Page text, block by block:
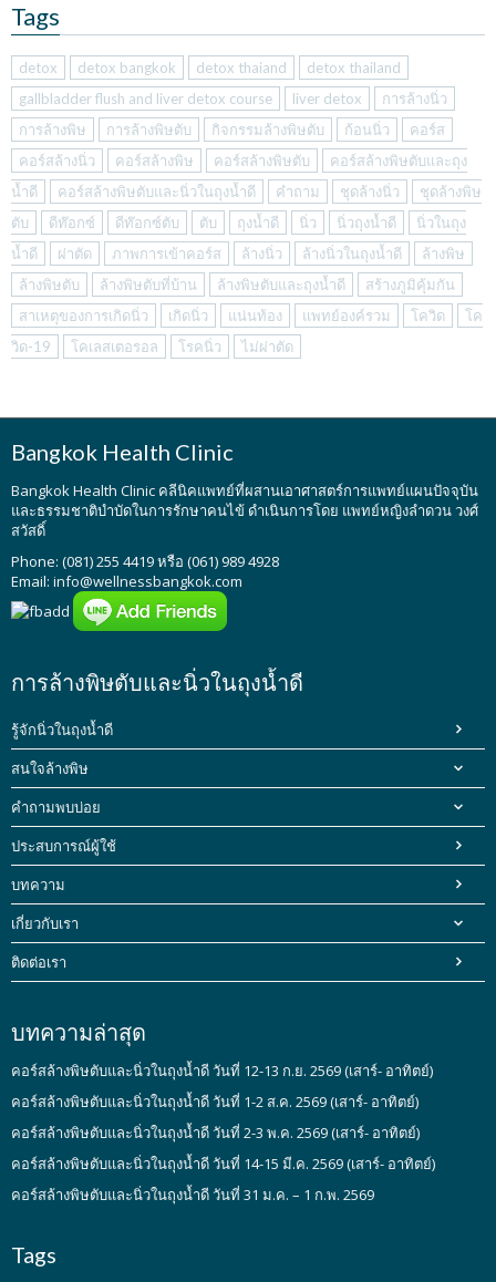
Tags
detox detox bangkok detox thaiand
detox thailand
gallbladder flush and liver detox course
liver detox
การล้างนิ่ว
การล้างพิษ
การล้างพิษตับ กิจกรรมล้างพิษตับ ก้อนนิ่ว
คอร์ส
คอร์สล้างนิ่ว
คอร์สล้างพิษ คอร์สล้างพิษตับ
คอร์สล้างพิษตับและถุง
น้ำดี
คอร์สล้างพิษตับและนิ่วในถุงน้ำดี คำถาม ชุดล้างนิ่ว
ชุดล้างพิษ
ตับ
ดีท๊อกซ์ ดีท๊อกซ์ตับ ตับ ถุงน้ำดี นิ่ว นิ่วถุงน้ำดี
นิ่วในถุง
น้ำดี
ผ่าตัด ภาพการเข้าคอร์ส ล้างนิ่ว ล้างนิ่วในถุงน้ำดี
ล้างพิษ
ล้างพิษตับ
ล้างพิษตับที่บ้าน ล้างพิษตับและถุงน้ำดี
สร้างภูมิคุ้มกัน
สาเหตุของการเกิดนิ่ว
เกิดนิ่ว แน่นท้อง แพทย์องค์รวม โควิด
โค
วิด-19
โคเลสเตอรอล โรคนิ่ว ไม่ผ่าตัด
Bangkok Health Clinic
Bangkok Health Clinic คลีนิคแพทย์ที่ผสานเอาศาสตร์การแพทย์แผนปัจจุบัน
และธรรมชาติบำบัดในการรักษาคนไข้ ดำเนินการโดย แพทย์หญิงลำดวน วงศ์
สวัสดิ์
Phone: (081) 255 4419 หรือ (061) 989 4928
Email: info@wellnessbangkok.com
การล้างพิษตับและนิ่วในถุงน้ำดี
รู้จักนิ่วในถุงน้ำดี
สนใจล้างพิษ
คำถามพบบ่อย
ประสบการณ์ผู้ใช้
บทความ
เกี่ยวกับเรา
ติดต่อเรา
บทความล่าสุด
คอร์สล้างพิษตับและนิ่วในถุงน้ำดี วันที่ 12-13 ก.ย. 2569 (เสาร์- อาทิตย์)
คอร์สล้างพิษตับและนิ่วในถุงน้ำดี วันที่ 1-2 ส.ค. 2569 (เสาร์- อาทิตย์)
คอร์สล้างพิษตับและนิ่วในถุงน้ำดี วันที่ 2-3 พ.ค. 2569 (เสาร์- อาทิตย์)
คอร์สล้างพิษตับและนิ่วในถุงน้ำดี วันที่ 14-15 มี.ค. 2569 (เสาร์- อาทิตย์)
คอร์สล้างพิษตับและนิ่วในถุงน้ำดี วันที่ 31 ม.ค. – 1 ก.พ. 2569
Tags